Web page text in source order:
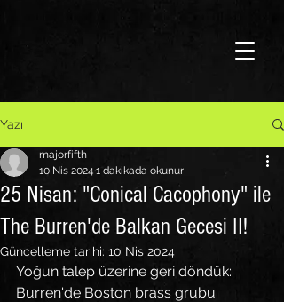
Yazı
25 Nisan: "Conical Cacophony" ile
The Burren'de Balkan Gecesi II!
majorfifth
10 Nis 2024 1 dakikada okunur
Güncelleme tarihi: 10 Nis 2024
Yoğun talep üzerine geri döndük:
Burren'de Boston brass grubu